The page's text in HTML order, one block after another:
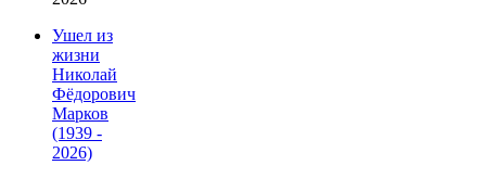
Ушел из
жизни
Николай
Фёдорович
Марков
(1939 -
2026)